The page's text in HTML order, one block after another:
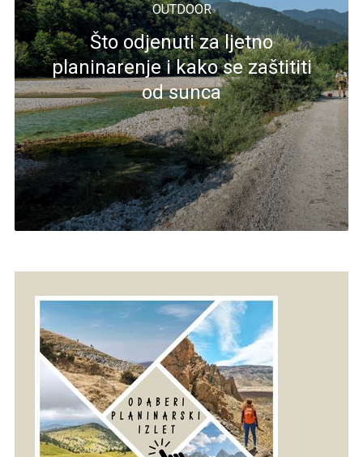
OUTDOOR
Što odjenuti za ljetno
planinarenje i kako se zaštititi
od sunca